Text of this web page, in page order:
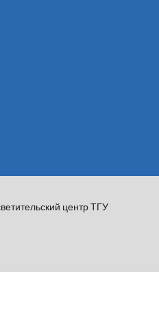
центр ТГУ